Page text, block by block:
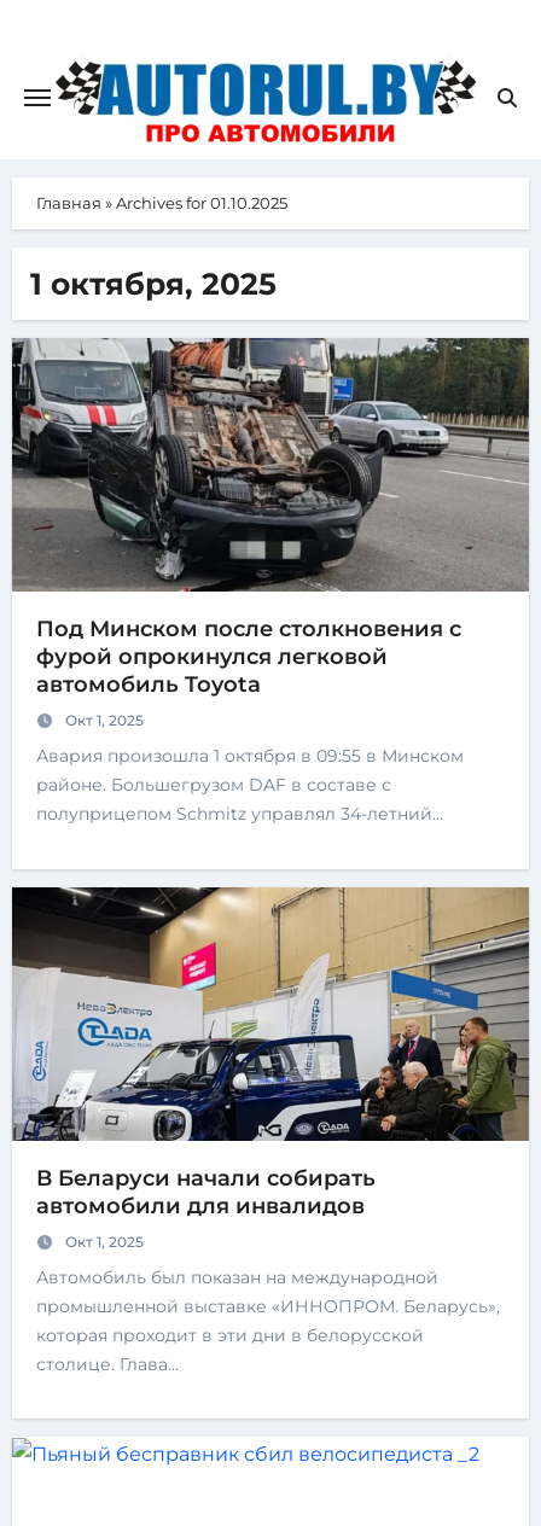
Главная »Archives for 01.10.2025
1 октября, 2025
Под Минском после столкновения с
фурой опрокинулся легковой
автомобиль Toyota
Окт 1, 2025
Авария произошла 1 октября в 09:55 в Минском
районе. Большегрузом DAF в составе с
полуприцепом Schmitz управлял 34-летний…
В Беларуси начали собирать
автомобили для инвалидов
Окт 1, 2025
Автомобиль был показан на международной
промышленной выставке «ИННОПРОМ. Беларусь»,
которая проходит в эти дни в белорусской
столице. Глава…